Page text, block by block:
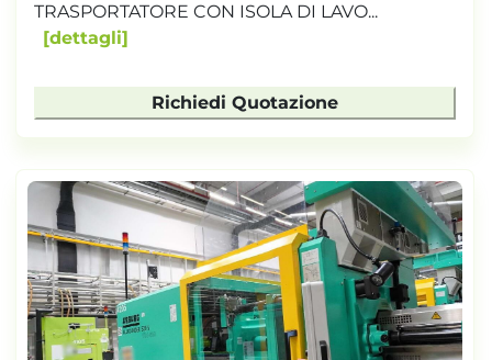
TRASPORTATORE CON ISOLA DI LAVO...
dettagli
Richiedi Quotazione